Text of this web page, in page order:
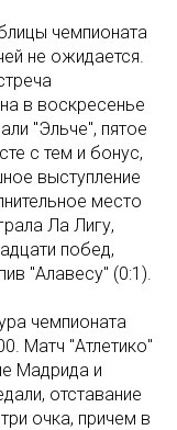
чемпионата
не ожидается.
в воскресенье
"Эльче", пятое
с тем и бонус,
выступление
место
Ла Лигу,
побед,
"Алавесу" (0:1).
чемпионата
Матч "Атлетико"
Мадрида и
отставание
очка, причем в